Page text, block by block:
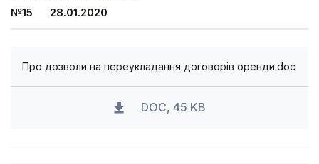
№15 28.01.2020
Про дозволи на переукладання договорів оренди.doc
DOC, 45 KB